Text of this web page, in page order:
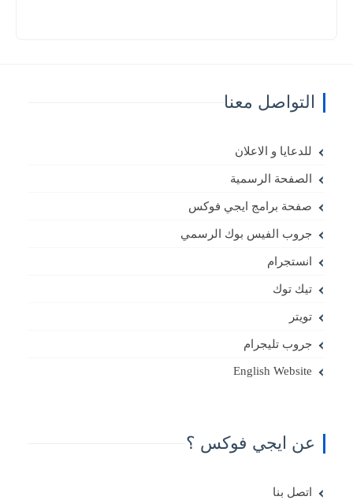
التواصل معنا
للدعايا و الاعلان
الصفحة الرسمية
صفحة برامج ايجي فوكس
جروب الفيس بوك الرسمي
انستجرام
تيك توك
تويتر
جروب تليجرام
English Website
عن ايجي فوكس ؟
اتصل بنا